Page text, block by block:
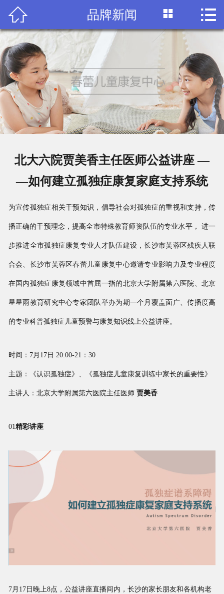
 首页
关于我们
课程介绍
课堂风采
师资团队
联系我们
 品牌新闻  
北大六院贾美香主任医师公益讲座 —
—如何建立孤独症康复家庭支持系统
为宣传孤独症相关干预知识，倡导社会对孤独症的重视和支持，传
播正确的干预理念，提高全市特殊教育师资队伍的专业水平， 进一
步推进全市孤独症康复专业人才队伍建设，长沙市芙蓉区残疾人联
合会、长沙市芙蓉区春蕾儿童康复中心邀请专业影响力及专业程度
在国内孤独症康复领域中首屈一指的北京大学附属第六医院、北京
星星雨教育研究中心专家团队举办为期一个月覆盖面广、传播度高
的专业科普孤独症儿童预警与康复知识线上公益讲座。
时间：7月17日 20:00-21：30
主题：《认识孤独症》、《孤独症儿童康复训练中家长的重要性》
主讲人：北京大学附属第六医院主任医师 贾美香
01 精彩讲座
7月17日晚上8点，公益讲座直播间内，长沙的家长朋友和各机构老